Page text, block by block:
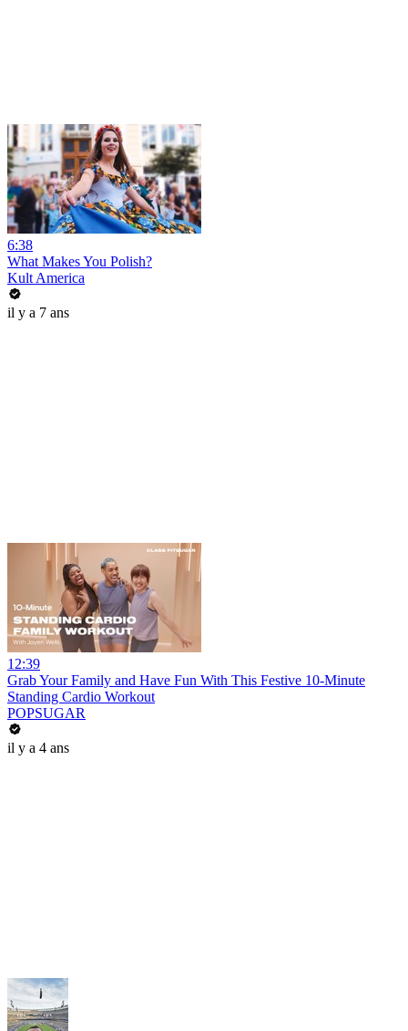
6:38
What Makes You Polish?
Kult America
il y a 7 ans
12:39
Grab Your Family and Have Fun With This Festive 10-Minute
Standing Cardio Workout
POPSUGAR
il y a 4 ans